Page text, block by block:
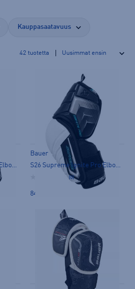
Kauppasaatavuus
42 tuotetta
S26 Supreme Ignite Pro Elbow Pad-Jr - kyynärsuoja
Bauer
S26 Supreme Ignite Pro Elbow Pad-Sr - kyynärsuoja
(0)
84,90 €